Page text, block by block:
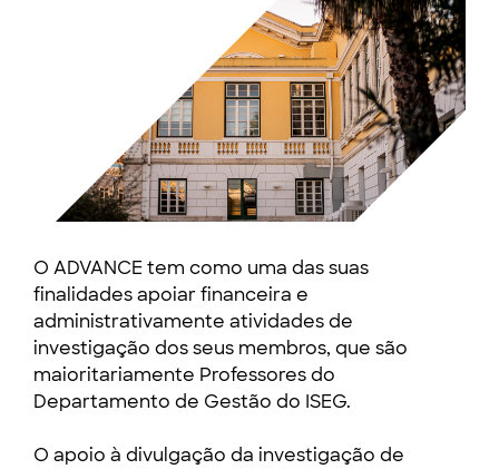
O ADVANCE tem como uma das suas
finalidades apoiar financeira e
administrativamente atividades de
investigação dos seus membros, que são
maioritariamente Professores do
Departamento de Gestão do ISEG.
O apoio à divulgação da investigação de